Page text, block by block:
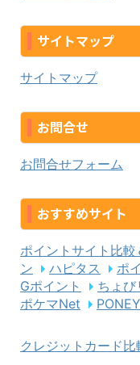
サイトマップ
サイトマップ
お問合せ
お問合せフォーム
おすすめサイト
ポイントサイト比
ン
ハピタス ポ
Gポイント
ちょび
ポケマNet
PONEY
クレジットカード